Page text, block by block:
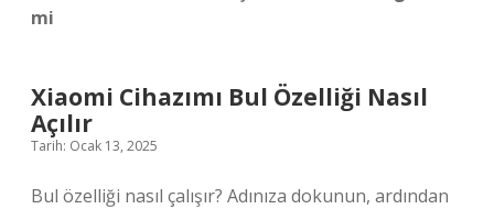
mi
Xiaomi Cihazımı Bul Özelliği Nasıl
Açılır
Tarih: Ocak 13, 2025
Bul özelliği nasıl çalışır? Adınıza dokunun, ardından